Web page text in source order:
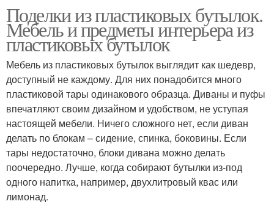
Поделки из пластиковых бутылок.
Мебель и предметы интерьера из
пластиковых бутылок
Мебель из пластиковых бутылок выглядит как шедевр,
доступный не каждому. Для них понадобится много
пластиковой тары одинакового образца. Диваны и пуфы
впечатляют своим дизайном и удобством, не уступая
настоящей мебели. Ничего сложного нет, если диван
делать по блокам – сидение, спинка, боковины. Если
тары недостаточно, блоки дивана можно делать
поочередно. Лучше, когда собирают бутылки из-под
одного напитка, например, двухлитровый квас или
лимонад.